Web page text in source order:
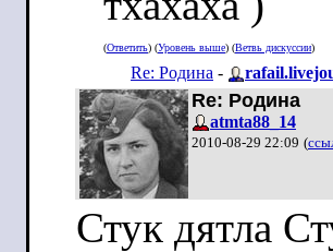
(Ответить) (Уровень выше) (Ветвь дискуссии)
Re: Родина -
Re: Родина
atmta88_14
2010-08-29 22:09 (
Стук дятла